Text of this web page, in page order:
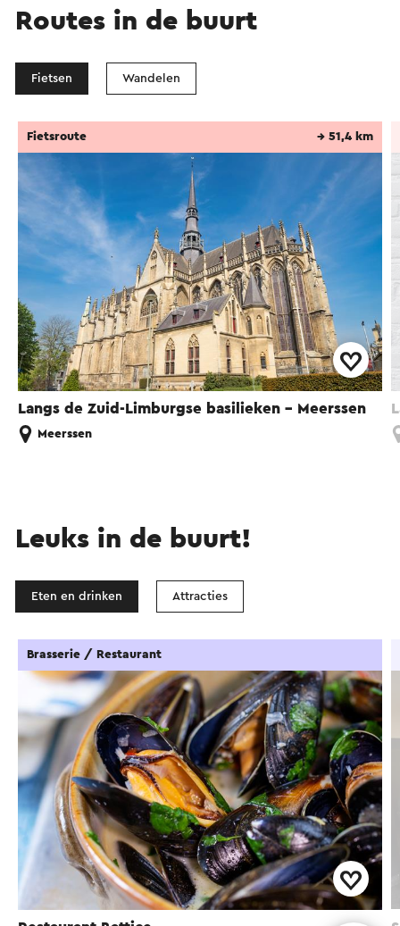
Routes in de buurt
Fietsen Wandelen
Langs de Zuid-Limburgse basilieken - Meerssen
Fietsroute → 51,4 km
Meerssen
Leuks in de buurt!
Eten en drinken Attracties
Brasserie / Restaurant